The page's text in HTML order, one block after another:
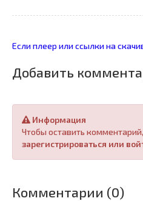
Если плеер или ссылки на
Добавить
Информация
Чтобы оставить комментарий,
зарегистрироваться или
Комментарии (0)